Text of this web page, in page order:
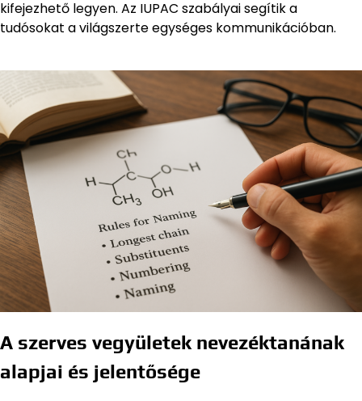
kifejezhető legyen. Az IUPAC szabályai segítik a
tudósokat a világszerte egységes kommunikációban.
A szerves vegyületek nevezéktanának
alapjai és jelentősége